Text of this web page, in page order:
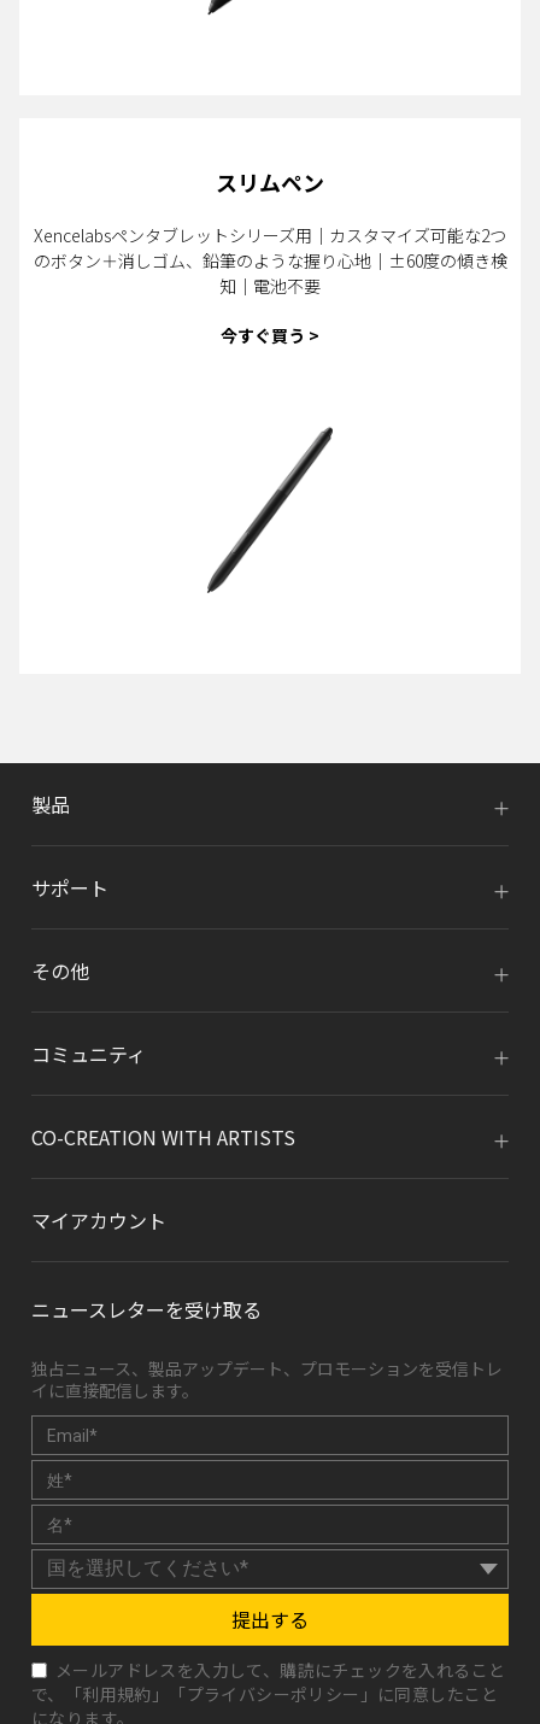
スリムペン
Xencelabsペンタブレットシリーズ用｜カスタマイズ可能な2つ
のボタン＋消しゴム、鉛筆のような握り心地｜±60度の傾き検
知｜電池不要
今すぐ買う >
製品
サポート
その他
コミュニティ
CO-CREATION WITH ARTISTS
マイアカウント
ニュースレターを受け取る
独占ニュース、製品アップデート、プロモーションを受信トレ
イに直接配信します。
提出する
メールアドレスを入力して、購読にチェックを入れること
で、「利用規約 」「プライバシーポリシー 」に同意したこと
になります。